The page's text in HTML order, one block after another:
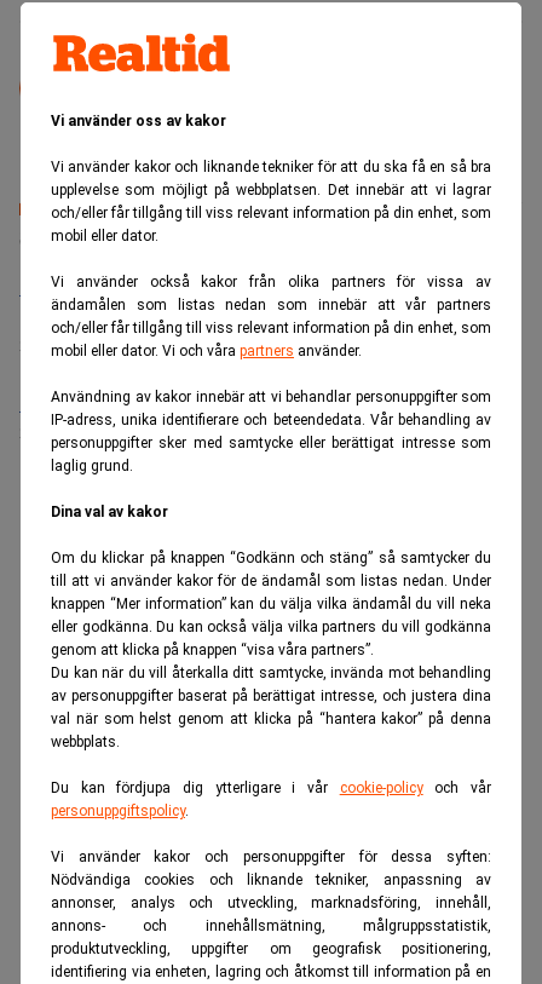
Vi använder oss av kakor
Vi använder kakor och liknande tekniker för att du ska få en så bra
upplevelse som möjligt på webbplatsen. Det innebär att vi lagrar
och/eller får tillgång till viss relevant information på din enhet, som
mobil eller dator.
Vi använder också kakor från olika partners för vissa av
ändamålen som listas nedan som innebär att vår partners
och/eller får tillgång till viss relevant information på din enhet, som
mobil eller dator. Vi och våra partners använder.
Användning av kakor innebär att vi behandlar personuppgifter som
IP-adress, unika identifierare och beteendedata. Vår behandling av
personuppgifter sker med samtycke eller berättigat intresse som
laglig grund.
Dina val av kakor
Om du klickar på knappen “Godkänn och stäng” så samtycker du
till att vi använder kakor för de ändamål som listas nedan. Under
knappen “Mer information” kan du välja vilka ändamål du vill neka
eller godkänna. Du kan också välja vilka partners du vill godkänna
genom att klicka på knappen “visa våra partners”.
Du kan när du vill återkalla ditt samtycke, invända mot behandling
av personuppgifter baserat på berättigat intresse, och justera dina
val när som helst genom att klicka på “hantera kakor” på denna
webbplats.
Du kan fördjupa dig ytterligare i vår cookie-policyoch vår
personuppgiftspolicy.
Vi använder kakor och personuppgifter för dessa syften:
Nödvändiga cookies och liknande tekniker, anpassning av
annonser, analys och utveckling, marknadsföring, innehåll,
annons- och innehållsmätning, målgruppsstatistik,
produktutveckling, uppgifter om geografisk positionering,
identifiering via enheten, lagring och åtkomst till information på en
Pressmeddelande
Senaste lediga jobben
Bolagsjurist till Eltel AB
Placering:Bromma, Stockholm
Sista ansökningsdag: 21/08/2026
Medarbetare inom Intern styrning och kontroll till Alecta
Sista ansökningsdag:13/06/2026
ANNONS
Realtid.se Utvalda pressmeddelanden